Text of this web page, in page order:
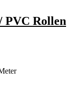
PVC Rollen